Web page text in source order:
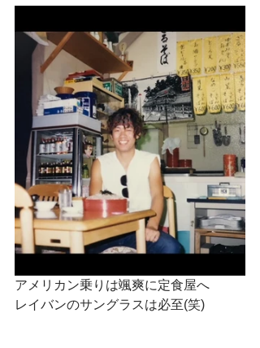
アメリカン乗りは颯爽に定食屋へ
レイバンのサングラスは必至(笑)